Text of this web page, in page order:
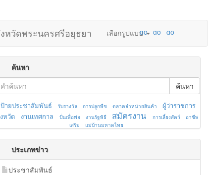
หวัดพระนครศรีอยุธยา เลือกรูปแบบ
ค้นหา
ค้นหา
ป้ายประชาสัมพันธ์ รับรางวัล การปลูกพืช ตลาดจำหน่ายสินค้า
ผู้ว่าราชการ
หวัด
งานเทศกาล ปั่นเพื่อพ่อ งานรัฐพิธี สมัครงาน การเลี้ยงสัตว์
อาชีพ
เสริม
แม่บ้านมหาดไทย
ประเภทข่าว
ประชาสัมพันธ์